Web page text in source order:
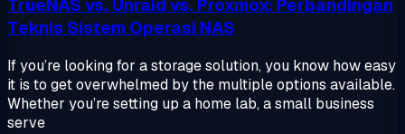
TrueNAS vs. Unraid vs. Proxmox: Perbandingan
Teknis Sistem Operasi NAS
If you’re looking for a storage solution, you know how easy
it is to get overwhelmed by the multiple options available.
Whether you’re setting up a home lab, a small business
serve